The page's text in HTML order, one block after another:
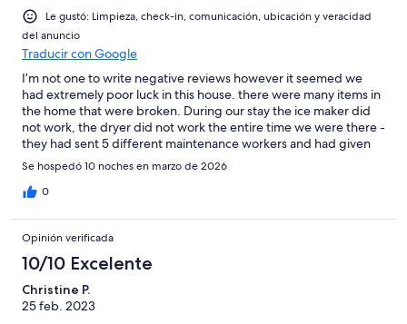
Le gustó: Limpieza, check-in, comunicación, ubicación y veracidad
del anuncio
Traducir con Google
I’m not one to write negative reviews however it seemed we
had extremely poor luck in this house. there were many items in
the home that were broken. During our stay the ice maker did
not work, the dryer did not work the entire time we were there -
they had sent 5 different maintenance workers and had given
us 5 different reasons for it not working never having fixed it,
finally the shower handle broke in one of the washrooms.
Response times were quick with the property managers
heat it) and access to a bbq. The home was a quick walk to the
resort amenities which was also nice.
Se hospedó 10 noches en marzo de 2026
0
Opinión verificada
10/10 Excelente
Christine P.
25 feb. 2023